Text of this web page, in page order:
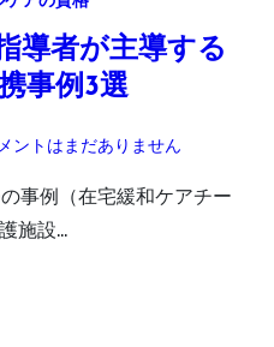
導者が主導する
事例3選
ントはまだありません
施設…